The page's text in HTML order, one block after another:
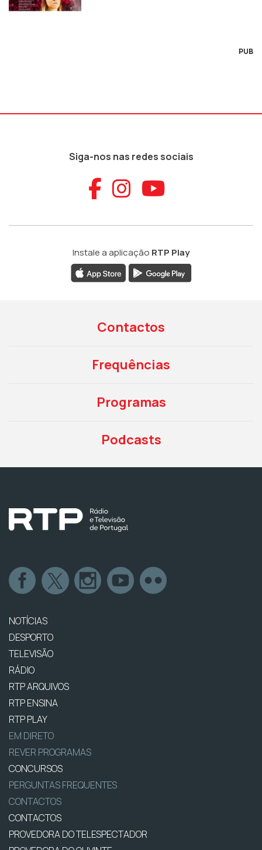
PUB
Siga-nos nas redes sociais
Aceder ao
Aceder ao
Aceder
Instale a aplicação RTP Play
Contactos
Frequências
Programas
Podcasts
NOTÍCIAS
DESPORTO
TELEVISÃO
RÁDIO
RTP ARQUIVOS
RTP ENSINA
RTP PLAY
EM DIRETO
REVER PROGRAMAS
CONCURSOS
PERGUNTAS FREQUENTES
CONTACTOS
CONTACTOS
PROVEDORA DO TELESPECTADOR